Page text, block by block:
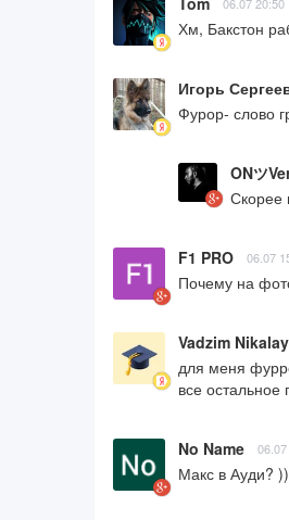
Хм, Бакстон
Игорь
Фурор- слово
ONツ
Скорее
F1 PRO 06.07
Почему на
Vadzim
для меня
все
No Name
Макс в Ауди? ))